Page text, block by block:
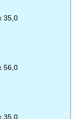
35,0
56,0
35,0